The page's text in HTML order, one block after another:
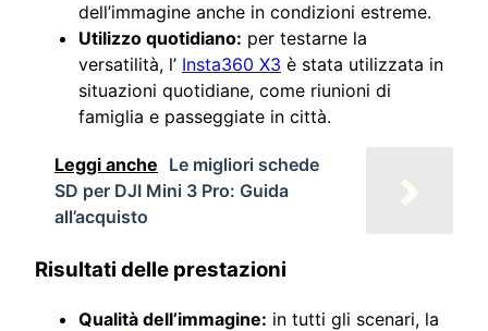
dell’immagine anche in condizioni estreme.
Utilizzo quotidiano: per testarne la
versatilità, l’ Insta360 X3 è stata utilizzata in
situazioni quotidiane, come riunioni di
famiglia e passeggiate in città.
Leggi anche Le migliori schede
SD per DJI Mini 3 Pro: Guida
all’acquisto
Risultati delle prestazioni
Qualità dell’immagine: in tutti gli scenari, la